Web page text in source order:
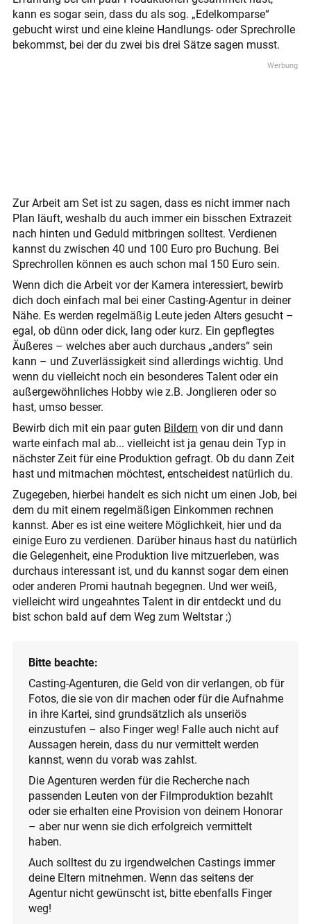
kann es sogar sein, dass du als sog. „Edelkomparse“
gebucht wirst und eine kleine Handlungs- oder Sprechrolle
bekommst, bei der du zwei bis drei Sätze sagen musst.
Zur Arbeit am Set ist zu sagen, dass es nicht immer nach
Plan läuft, weshalb du auch immer ein bisschen Extrazeit
nach hinten und Geduld mitbringen solltest. Verdienen
kannst du zwischen 40 und 100 Euro pro Buchung. Bei
Sprechrollen können es auch schon mal 150 Euro sein.
Wenn dich die Arbeit vor der Kamera interessiert, bewirb
dich doch einfach mal bei einer Casting-Agentur in deiner
Nähe. Es werden regelmäßig Leute jeden Alters gesucht –
egal, ob dünn oder dick, lang oder kurz. Ein gepflegtes
Äußeres – welches aber auch durchaus „anders“ sein
kann – und Zuverlässigkeit sind allerdings wichtig. Und
wenn du vielleicht noch ein besonderes Talent oder ein
außergewöhnliches Hobby wie z.B. Jonglieren oder so
hast, umso besser.
Bewirb dich mit ein paar guten Bildern von dir und dann
warte einfach mal ab... vielleicht ist ja genau dein Typ in
nächster Zeit für eine Produktion gefragt. Ob du dann Zeit
hast und mitmachen möchtest, entscheidest natürlich du.
Zugegeben, hierbei handelt es sich nicht um einen Job, bei
dem du mit einem regelmäßigen Einkommen rechnen
kannst. Aber es ist eine weitere Möglichkeit, hier und da
einige Euro zu verdienen. Darüber hinaus hast du natürlich
die Gelegenheit, eine Produktion live mitzuerleben, was
durchaus interessant ist, und du kannst sogar dem einen
oder anderen Promi hautnah begegnen. Und wer weiß,
vielleicht wird ungeahntes Talent in dir entdeckt und du
bist schon bald auf dem Weg zum Weltstar ;)
Bitte beachte:
Casting-Agenturen, die Geld von dir verlangen, ob für
Fotos, die sie von dir machen oder für die Aufnahme
in ihre Kartei, sind grundsätzlich als unseriös
einzustufen – also Finger weg! Falle auch nicht auf
Aussagen herein, dass du nur vermittelt werden
kannst, wenn du vorab was zahlst.
Die Agenturen werden für die Recherche nach
passenden Leuten von der Filmproduktion bezahlt
oder sie erhalten eine Provision von deinem Honorar
– aber nur wenn sie dich erfolgreich vermittelt
haben.
Auch solltest du zu irgendwelchen Castings immer
deine Eltern mitnehmen. Wenn das seitens der
Agentur nicht gewünscht ist, bitte ebenfalls Finger
weg!